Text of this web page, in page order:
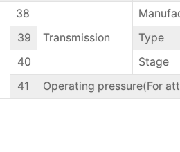
38
Transmission
39
Type
40
Stage
41
Operating pressure(For